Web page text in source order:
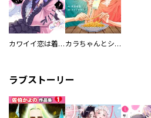
カワイイ恋は着飾らない カラちゃんとシトーさんと、 【分冊版】
ラブストーリー